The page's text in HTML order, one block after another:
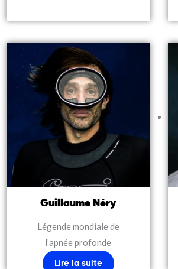
Guillaume Néry
Légende mondiale de
l’apnée profonde
Lire la suite